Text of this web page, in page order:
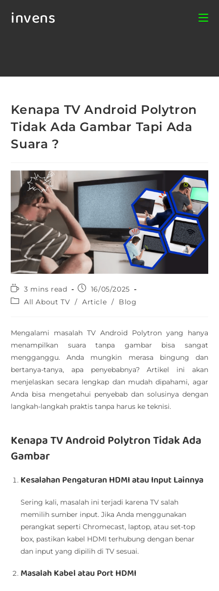
invens
Kenapa TV Android Polytron
Tidak Ada Gambar Tapi Ada
Suara ?
3 mins read
16/05/2025
All About TV / Article / Blog
Mengalami masalah TV Android Polytron yang hanya
menampilkan suara tanpa gambar bisa sangat
mengganggu. Anda mungkin merasa bingung dan
bertanya-tanya, apa penyebabnya? Artikel ini akan
menjelaskan secara lengkap dan mudah dipahami, agar
Anda bisa mengetahui penyebab dan solusinya dengan
langkah-langkah praktis tanpa harus ke teknisi.
Kenapa TV Android Polytron Tidak Ada
Gambar
Kesalahan Pengaturan HDMI atau Input Lainnya
Sering kali, masalah ini terjadi karena TV salah
memilih sumber input. Jika Anda menggunakan
perangkat seperti Chromecast, laptop, atau set-top
box, pastikan kabel HDMI terhubung dengan benar
dan input yang dipilih di TV sesuai.
Masalah Kabel atau Port HDMI